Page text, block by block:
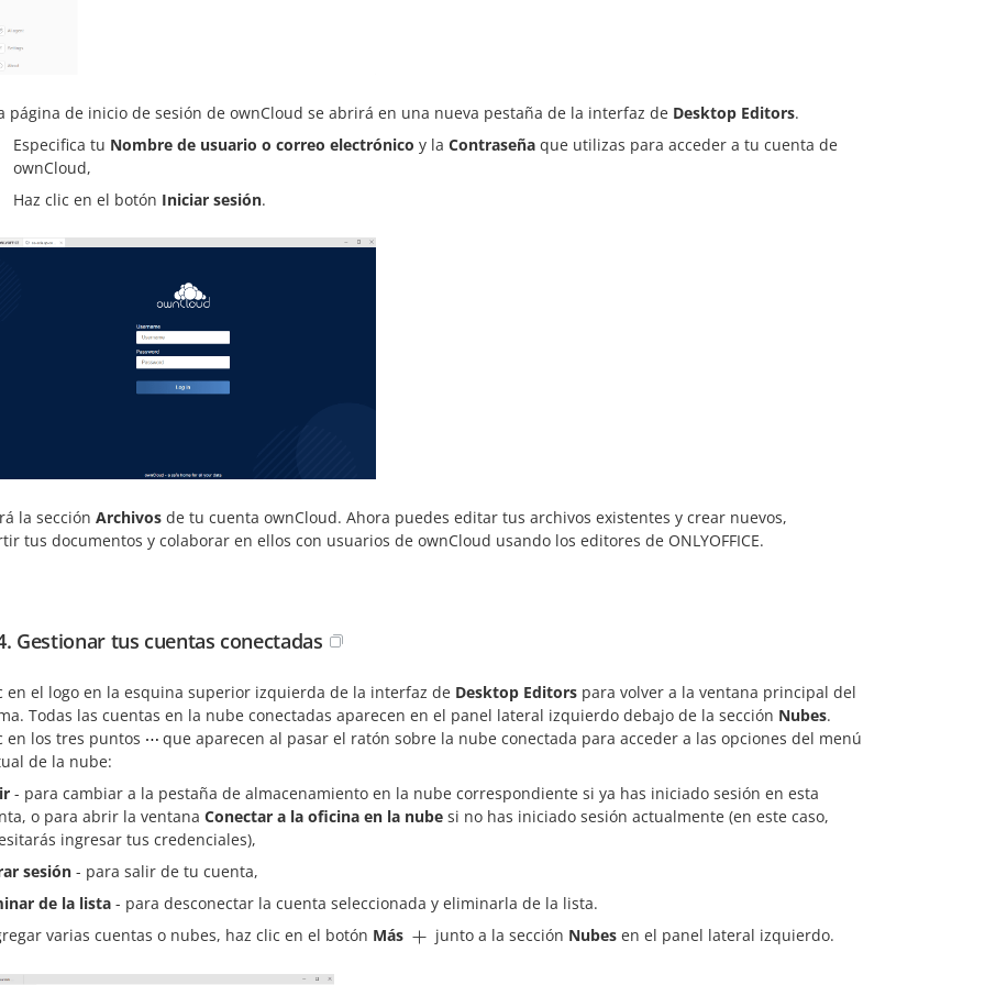
página de inicio de sesión de ownCloud se abrirá en una nueva pestaña de la interfaz de Desktop Editors.
Especifica tu Nombre de usuario o correo electrónico y la Contraseña que utilizas para acceder a tu cuenta de
ownCloud,
Haz clic en el botón Iniciar sesión.
la sección Archivos de tu cuenta ownCloud. Ahora puedes editar tus archivos existentes y crear nuevos,
tus documentos y colaborar en ellos con usuarios de ownCloud usando los editores de ONLYOFFICE.
Gestionar tus cuentas conectadas
en el logo en la esquina superior izquierda de la interfaz de Desktop Editors para volver a la ventana principal del
Todas las cuentas en la nube conectadas aparecen en el panel lateral izquierdo debajo de la sección Nubes.
en los tres puntos
que aparecen al pasar el ratón sobre la nube conectada para acceder a las opciones del menú
de la nube:
- para cambiar a la pestaña de almacenamiento en la nube correspondiente si ya has iniciado sesión en esta
o para abrir la ventana Conectar a la oficina en la nube si no has iniciado sesión actualmente (en este caso,
ingresar tus credenciales),
sesión - para salir de tu cuenta,
de la lista - para desconectar la cuenta seleccionada y eliminarla de la lista.
varias cuentas o nubes, haz clic en el botón Más junto a la sección Nubes en el panel lateral izquierdo.